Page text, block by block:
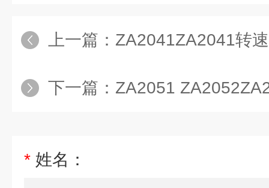
上一篇： ZA2041ZA2041转
下一篇： ZA2051
* 姓名：